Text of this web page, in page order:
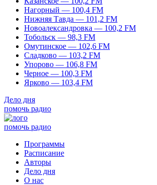
Нагорный — 100,4 FM
Нижняя Тавда — 101,2 FM
Новоалександровка — 100,2 FM
Тобольск — 98,3 FM
Омутинское — 102,6 FM
Сладково — 103,2 FM
Упорово — 106,8 FM
Черное — 100,3 FM
Ярково — 103,4 FM
Дело дня
помочь радио
помочь радио
Программы
Расписание
Авторы
Дело дня
О нас